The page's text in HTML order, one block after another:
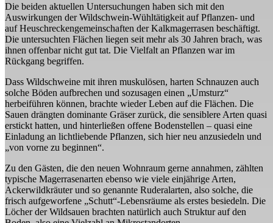
Die beiden aktuellen Untersuchungen haben sich mit den
Auswirkungen der Wildschwein-Wühltätigkeit auf Pflanzen- und
auf Heuschreckengemeinschaften der Kalkmagerrasen beschäftigt.
Die untersuchten Flächen liegen seit mehr als 30 Jahren brach, was
ihnen offenbar nicht gut tat. Die Vielfalt an Pflanzen war im
Rückgang begriffen.
Dass Wildschweine mit ihren muskulösen, harten Schnauzen auch
solche Böden aufbrechen und sozusagen einen „Umsturz“
herbeiführen können, brachte wieder Leben auf die Flächen. Die
Sauen drängten dominante Gräser zurück, die sensiblere Arten quasi
erstickt hatten, und hinterließen offene Bodenstellen – quasi eine
Einladung an lichtliebende Pflanzen, sich hier neu anzusiedeln und
„von vorne zu beginnen“.
Zu den Gästen, die den neuen Wohnraum gerne annahmen, zählten
typische Magerrasenarten ebenso wie viele einjährige Arten,
Ackerwildkräuter und so genannte Ruderalarten, also solche, die
frisch aufgeworfene „Schutt“-Lebensräume als erstes besiedeln. Die
Löcher der Wildsauen brachten natürlich auch Struktur auf den